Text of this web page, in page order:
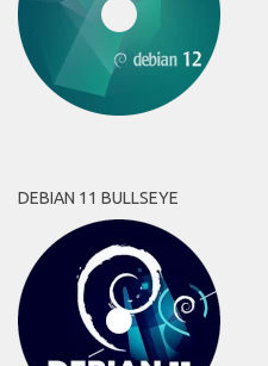
DEBIAN 11 BULLSEYE